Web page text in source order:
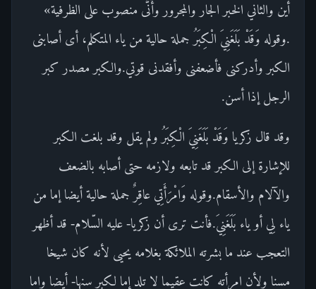
أين والثاني الخبر الجار والمجرور وأَنَّى منصوب على الظرفية»
.وقوله وَقَدْ بَلَغَنِيَ الْكِبَرُ جملة حالية من ياء المتكلم، أى أصابنى
الكبر وأدركنى فأضعفنى وأفقدنى قوتي.والكبر مصدر كبر
الرجل إذا أسن.
وقد قال زكريا وَقَدْ بَلَغَنِيَ الْكِبَرُ ولم يقل وقد بلغت الكبر
للإشارة إلى الكبر قد تابعه ولازمه حتى أصابه بالضعف
والآلام والأسقام.وقوله وَامْرَأَتِي عاقِرٌ جملة حالية أيضا إما من
ياء لِي أو ياء بَلَغَنِيَ.فأنت ترى أن زكريا- عليه السّلام- قد أظهر
التعجب عند ما بشرته الملائكة بغلامه يحيى لأنه كان شيخا
مسنا ولأن امرأته كانت عقيما لا تلد إما لكبر سنها- أيضا وإما